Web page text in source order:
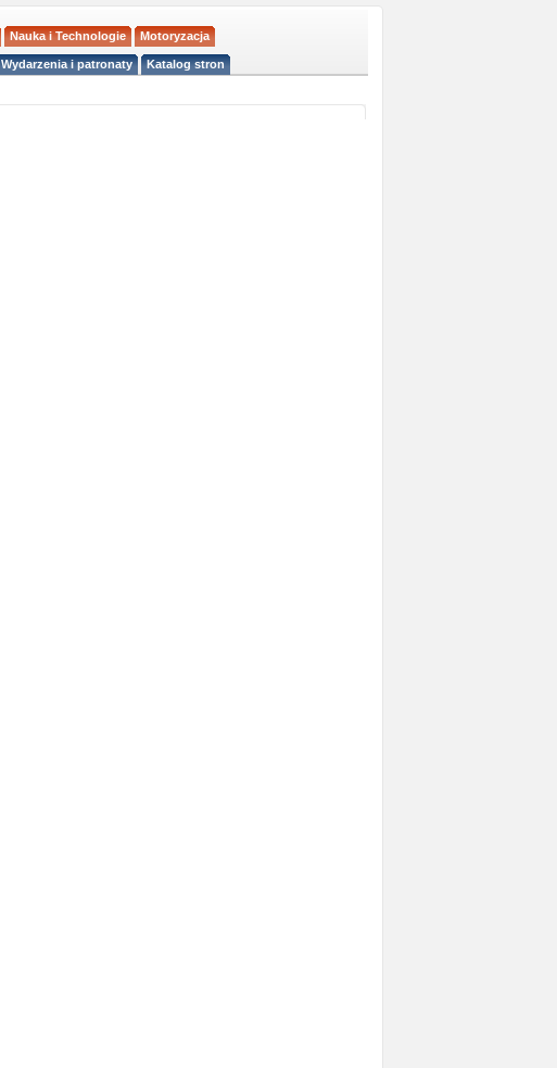
Nauka i Technologie Motoryzacja
Wydarzenia i patronaty Katalog stron